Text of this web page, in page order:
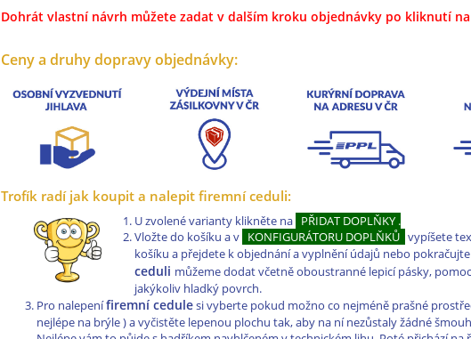
Dohrát vlastní návrh můžete zadat v dalším kroku objednávky po kliknutí
Ceny a druhy dopravy objednávky:
Trofík radí jak koupit a nalepit firemní ceduli:
U zvolené varianty klikněte na PŘIDAT DOPLŇKY .
Vložte do košíku a v KONFIGURÁTORU DOPLŇKŮ vypíšete
košíku a přejdete k objednání a vyplnění údajů nebo
ceduli můžeme dodat včetně oboustranné lepicí pásky,
jakýkoliv hladký povrch.
Pro nalepenífiremní cedulesi vyberte pokud možno co nejméně prašné
nejlépe na brýle ) a vyčistěte lepenou plochu tak, aby na ní nezůstaly žádné